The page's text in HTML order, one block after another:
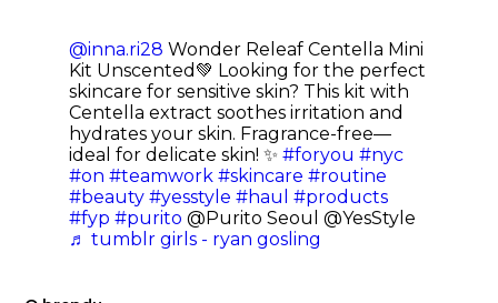
@inna.ri28 Wonder Releaf Centella Mini
Kit Unscented💚 Looking for the perfect
skincare for sensitive skin? This kit with
Centella extract soothes irritation and
hydrates your skin. Fragrance-free—
ideal for delicate skin! ✨#foryou #nyc
#on #teamwork #skincare #routine
#beauty #yesstyle #haul #products
#fyp #purito @Purito Seoul @YesStyle
♬ tumblr girls - ryan gosling